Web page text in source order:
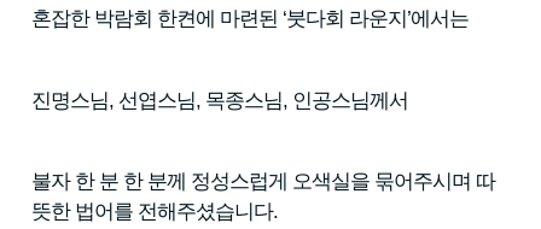
혼잡한 박람회 한켠에 마련된 ‘붓다회 라운지’에서는
진명스님, 선엽스님, 목종스님, 인공스님께서
불자 한 분 한 분께 정성스럽게 오색실을 묶어주시며 따
뜻한 법어를 전해주셨습니다.